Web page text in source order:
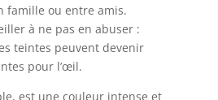
famille ou entre amis.
à ne pas en abuser :
teintes peuvent devenir
pour l’œil.
est une couleur intense et